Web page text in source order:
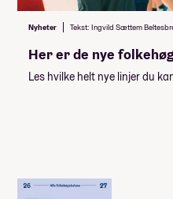
Stipend fra
Lån fra
studiestøtte legges inn
Nyheter Tekst: Ingvild Sættem
Her er de nye
Les hvilke helt nye linjer du